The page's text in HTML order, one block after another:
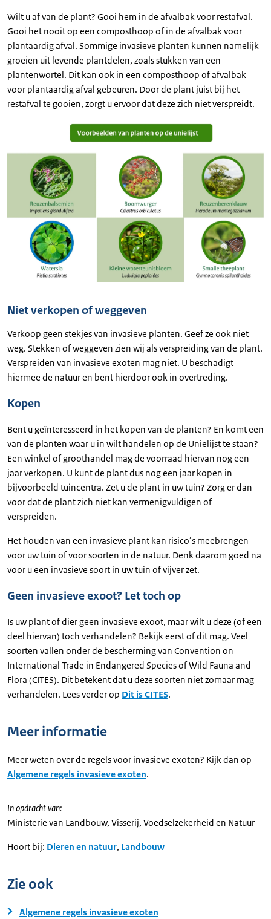
Wilt u af van de plant? Gooi hem in de afvalbak voor restafval.
Gooi het nooit op een composthoop of in de afvalbak voor
plantaardig afval. Sommige invasieve planten kunnen namelijk
groeien uit levende plantdelen, zoals stukken van een
plantenwortel. Dit kan ook in een composthoop of afvalbak
voor plantaardig afval gebeuren. Door de plant juist bij het
restafval te gooien, zorgt u ervoor dat deze zich niet verspreidt.
Niet verkopen of weggeven
Verkoop geen stekjes van invasieve planten. Geef ze ook niet
weg. Stekken of weggeven zien wij als verspreiding van de plant.
Verspreiden van invasieve exoten mag niet. U beschadigt
hiermee de natuur en bent hierdoor ook in overtreding.
Kopen
Bent u geïnteresseerd in het kopen van de planten? En komt een
van de planten waar u in wilt handelen op de Unielijst te staan?
Een winkel of groothandel mag de voorraad hiervan nog een
jaar verkopen. U kunt de plant dus nog een jaar kopen in
bijvoorbeeld tuincentra. Zet u de plant in uw tuin? Zorg er dan
voor dat de plant zich niet kan vermenigvuldigen of
verspreiden.
Het houden van een invasieve plant kan risico’s meebrengen
voor uw tuin of voor soorten in de natuur. Denk daarom goed na
voor u een invasieve soort in uw tuin of vijver zet.
Geen invasieve exoot? Let toch op
Is uw plant of dier geen invasieve exoot, maar wilt u deze (of een
deel hiervan) toch verhandelen? Bekijk eerst of dit mag. Veel
soorten vallen onder de bescherming van Convention on
International Trade in Endangered Species of Wild Fauna and
Flora (CITES). Dit betekent dat u deze soorten niet zomaar mag
verhandelen. Lees verder op Dit is CITES.
Meer informatie
Meer weten over de regels voor invasieve exoten? Kijk dan op
Algemene regels invasieve exoten.
In opdracht van:
Ministerie van Landbouw, Visserij, Voedselzekerheid en Natuur
Hoort bij: Dieren en natuur, Landbouw
Zie ook
Algemene regels invasieve exoten